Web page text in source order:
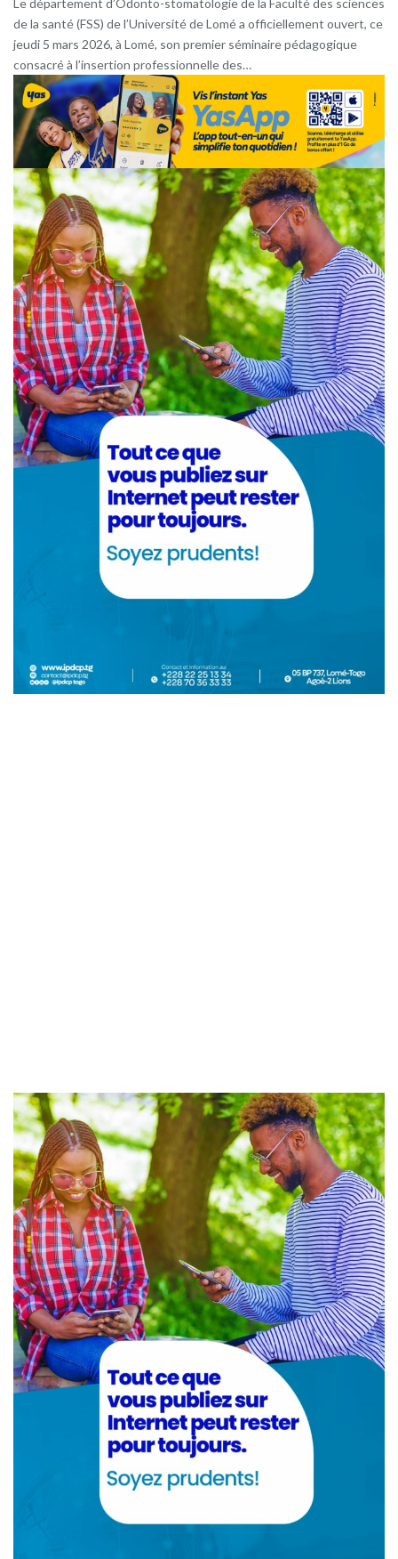
Le département d’Odonto-stomatologie de la Faculté des sciences
de la santé (FSS) de l’Université de Lomé a officiellement ouvert, ce
jeudi 5 mars 2026, à Lomé, son premier séminaire pédagogique
consacré à l’insertion professionnelle des…